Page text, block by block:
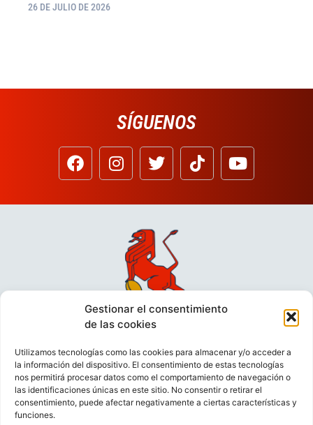
Gestionar el consentimiento
de las cookies
Utilizamos tecnologías como las cookies para almacenar y/o acceder a
la información del dispositivo. El consentimiento de estas tecnologías
nos permitirá procesar datos como el comportamiento de navegación o
las identificaciones únicas en este sitio. No consentir o retirar el
consentimiento, puede afectar negativamente a ciertas características y
funciones.
26 DE JULIO DE 2026
SÍGUENOS